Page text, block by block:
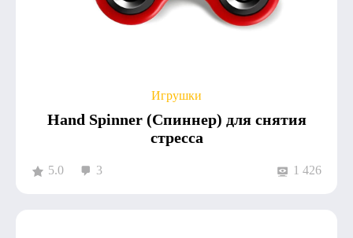
Игрушки
Hand Spinner (Спиннер) для снятия
стресса
5.0 3 1 426